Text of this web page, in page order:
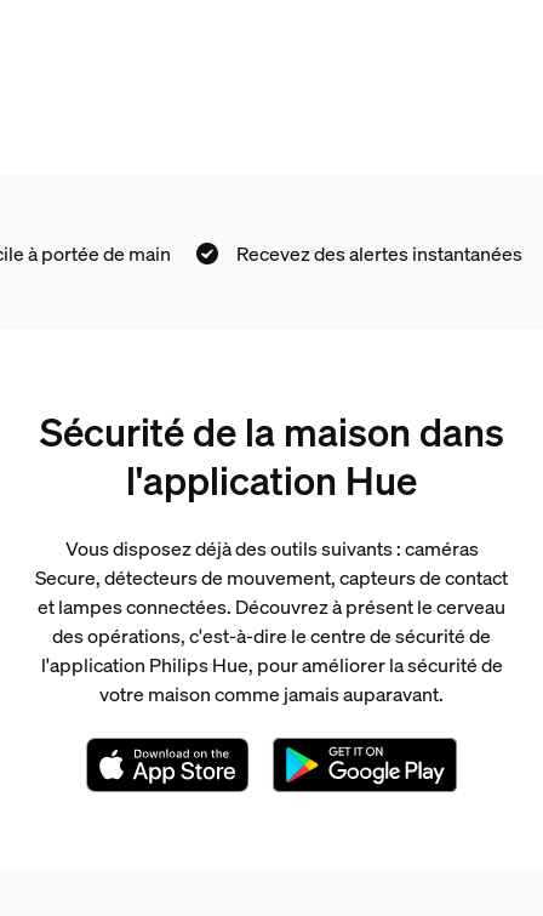
de main Recevez des alertes instantanées
Sécurité de la maison dans
l'application Hue
Vous disposez déjà des outils suivants : caméras
Secure, détecteurs de mouvement, capteurs de contact
et lampes connectées. Découvrez à présent le cerveau
des opérations, c'est-à-dire le centre de sécurité de
l'application Philips Hue, pour améliorer la sécurité de
votre maison comme jamais auparavant.